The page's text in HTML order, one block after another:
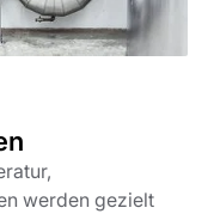
werden gezielt